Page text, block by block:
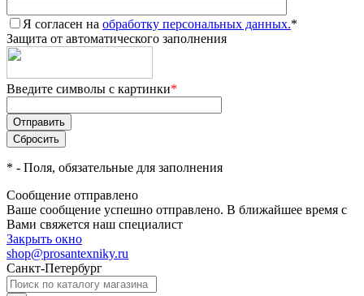
Я согласен на обработку персональных данных.*
Защита от автоматического заполнения
Введите символы с картинки*
* - Поля, обязательные для заполнения
Сообщение отправлено
Ваше сообщение успешно отправлено. В ближайшее время с
Вами свяжется наш специалист
Закрыть окно
shop@prosantexniky.ru
Санкт-Петербург